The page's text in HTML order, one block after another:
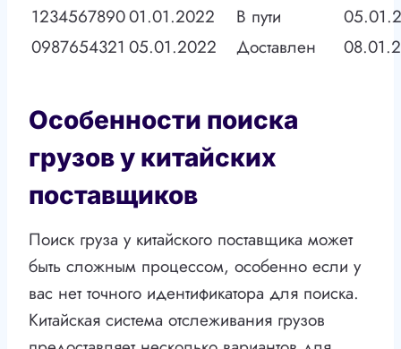
123456789001.01.2022 В пути
0987654321 05.01.2022 Доставлен
Особенности поиска
грузов у китайских
поставщиков
Поиск груза у китайского поставщика может
быть сложным процессом, особенно если у
вас нет точного идентификатора для поиска.
Китайская система отслеживания грузов